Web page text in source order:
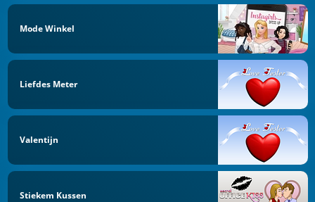
Mode Winkel
Liefdes Meter
Valentijn
Stiekem Kussen